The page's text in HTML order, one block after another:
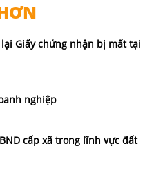
Giấy chứng nhận bị mất tại
nghiệp
cấp xã trong lĩnh vực đất